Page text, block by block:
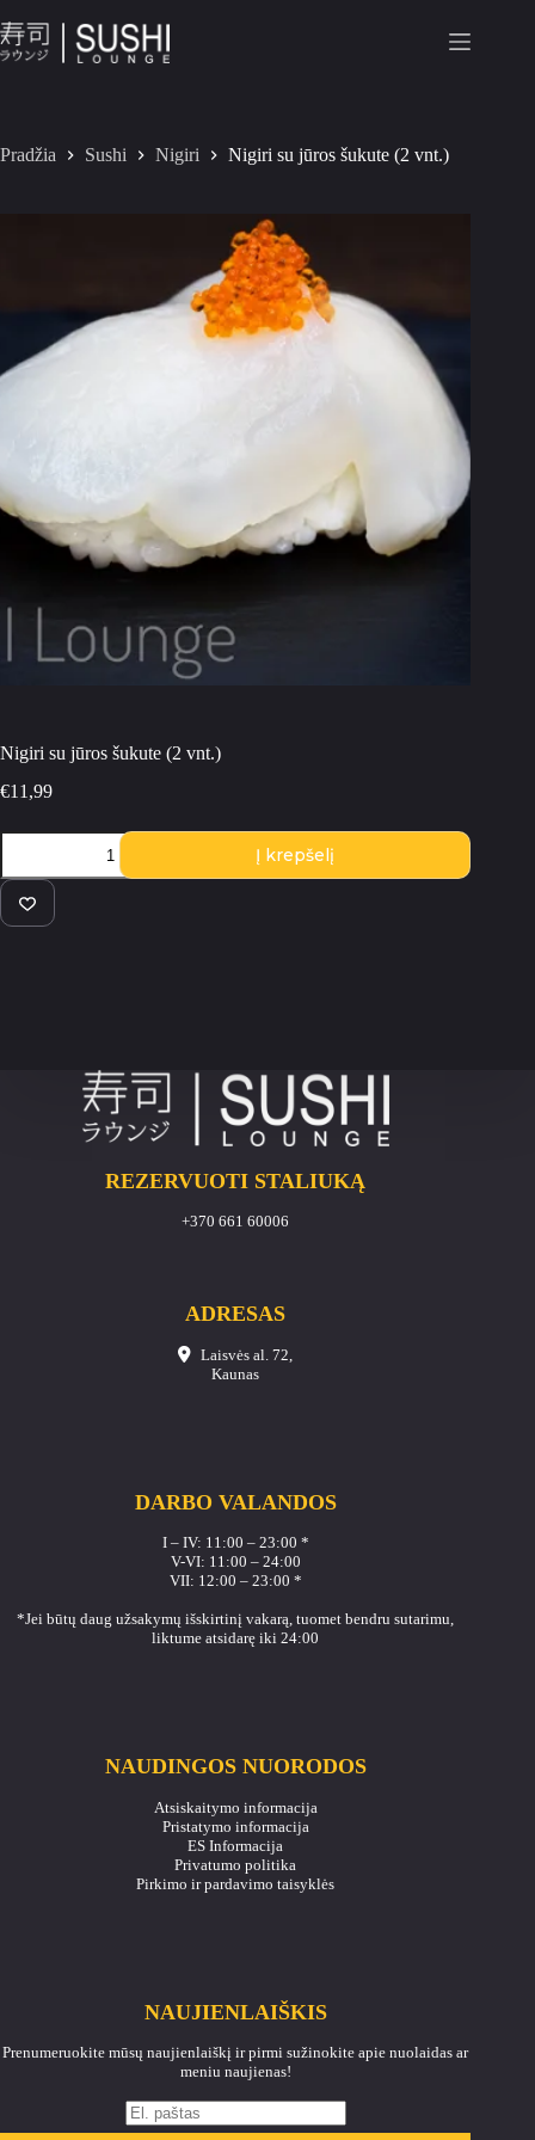
Pradžia Sushi Nigiri Nigiri su jūros šukute (2 vnt.)
Nigiri su jūros šukute (2 vnt.)
€11,99
produkto
Nigiri
jūros
Į krepšelį
REZERVUOTI STALIUKĄ
+370 661 60006
ADRESAS
Laisvės al. 72,
Kaunas
DARBO VALANDOS
I – IV: 11:00 – 23:00 *
V-VI: 11:00 – 24:00
VII: 12:00 – 23:00 *
*Jei būtų daug užsakymų išskirtinį vakarą, tuomet bendru sutarimu,
liktume atsidarę iki 24:00
NAUDINGOS NUORODOS
Atsiskaitymo informacija
Pristatymo informacija
ES Informacija
Privatumo politika
Pirkimo ir pardavimo taisyklės
NAUJIENLAIŠKIS
Prenumeruokite mūsų naujienlaiškį ir pirmi sužinokite apie nuolaidas ar
meniu naujienas!